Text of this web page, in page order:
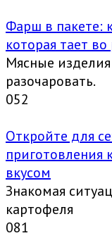
Фарш в пакете:
которая тает во
Мясные
разочаровать.
052
Откройте для
приготовления
вкусом
Знакомая
картофеля
081